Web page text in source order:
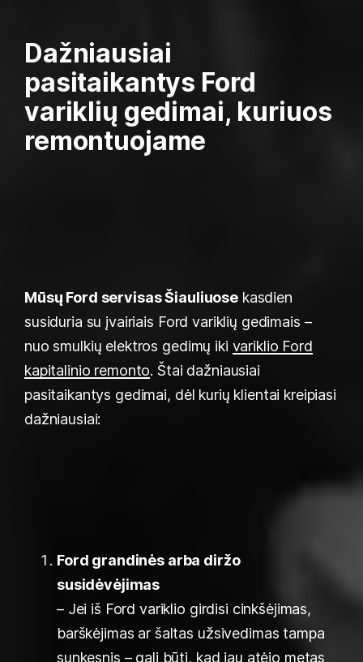
Dažniausiai
pasitaikantys Ford
variklių gedimai, kuriuos
remontuojame
Mūsų Ford servisas Šiauliuosekasdien
susiduria su įvairiais Ford variklių gedimais –
nuo smulkių elektros gedimų iki variklio Ford
kapitalinio remonto. Štai dažniausiai
pasitaikantys gedimai, dėl kurių klientai kreipiasi
dažniausiai:
Ford grandinės arba diržo
susidėvėjimas
– Jei iš Ford variklio girdisi cinkšėjimas,
barškėjimas ar šaltas užsivedimas tampa
sunkesnis – gali būti, kad jau atėjo metas